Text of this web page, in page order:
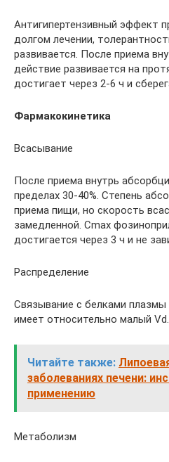
Антигипертензивный эффект
долгом лечении,
развивается. После приема
действие развивается на
достигает через 2-6 ч и
Фармакокинетика
Всасывание
После приема внутрь
пределах 30-40%. Степень
приема пищи, но скорость
замедленной. Cmax
достигается через 3 ч и не
Распределение
Связывание с белками
имеет относительно малый
Читайте также:
заболеваниях печени:
применению
Метаболизм